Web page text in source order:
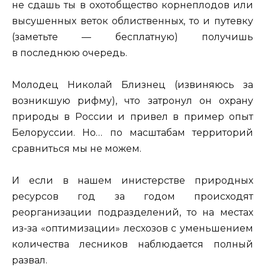
не сдашь ты в охотобщество корнеплодов или
высушенных веток облиственных, то и путевку
(заметьте — бесплатную) получишь
в последнюю очередь.
Молодец Николай Близнец (извиняюсь за
возникшую рифму), что затронул он охрану
природы в России и привел в пример опыт
Белоруссии. Но… по масштабам территорий
сравниться мы не можем.
И если в нашем инистерстве природных
ресурсов год за годом происходят
реорганизации подразделений, то на местах
из-за «оптимизации» лесхозов с уменьшением
количества лесников наблюдается полный
развал.